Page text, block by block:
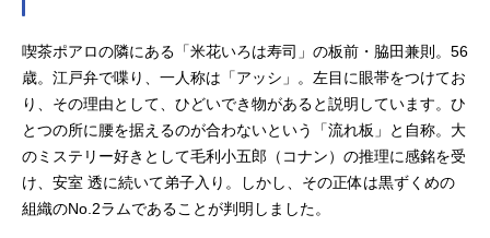
喫茶ポアロの隣にある「米花いろは寿司」の板前・脇田兼則。56
歳。江戸弁で喋り、一人称は「アッシ」。左目に眼帯をつけてお
り、その理由として、ひどいでき物があると説明しています。ひ
とつの所に腰を据えるのが合わないという「流れ板」と自称。大
のミステリー好きとして毛利小五郎（コナン）の推理に感銘を受
け、安室 透に続いて弟子入り。しかし、その正体は黒ずくめの
組織のNo.2ラムであることが判明しました。